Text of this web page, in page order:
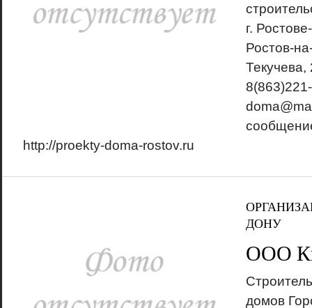
г.
Ростов-
http://proekty-doma-rostov.ru
ДОНУ
ООО
домов